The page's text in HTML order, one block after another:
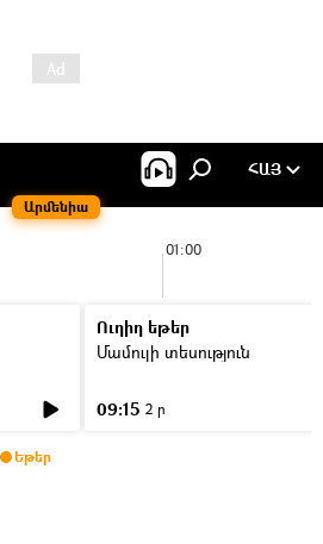
Արմենիա
ՀԱՅ
01:00
Ուղիղ եթեր
Մամուլի տեսություն
09:15 2 ր
Եթեր